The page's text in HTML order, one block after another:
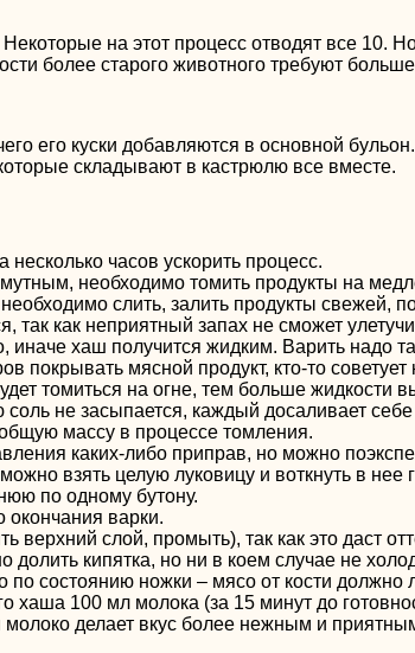
на этот процесс отводят все 10.
более старого животного требуют
его куски добавляются в основной
складывают в кастрюлю все вместе.
часов ускорить процесс.
необходимо томить продукты на
слить, залить продукты свежей,
так как неприятный запах не сможет
хаш получится жидким. Варить надо
покрывать мясной продукт, кто-то
томиться на огне, тем больше жидкости
не засыпается, каждый досаливает
массу в процессе томления.
каких-либо приправ, но можно
взять целую луковицу и воткнуть в
по одному бутону.
окончания варки.
верхний слой, промыть), так как это даст
долить кипятка, но ни в коем случае не
по состоянию ножки – мясо от кости должно
хаша 100 мл молока (за 15 минут до
молоко делает вкус более нежным и